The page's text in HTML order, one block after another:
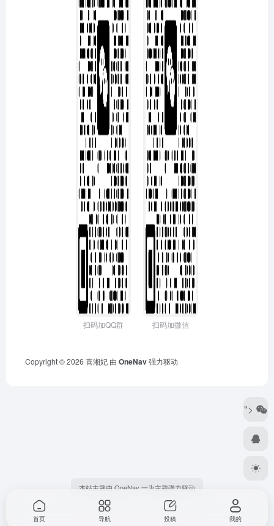
扫码加QQ群 扫码加微信
Copyright © 2026 喜湘妃 由 OneNav强力驱动
">
首页 导航 投稿 我的
本站主题由 OneNav 一为主题强力驱动